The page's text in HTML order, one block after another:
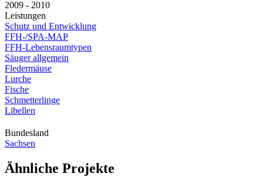
2009 - 2010
Leistungen
Schutz und Entwicklung
FFH-/SPA-MAP
FFH-Lebensraumtypen
Säuger allgemein
Fledermäuse
Lurche
Fische
Schmetterlinge
Libellen
Bundesland
Sachsen
Ähnliche Projekte